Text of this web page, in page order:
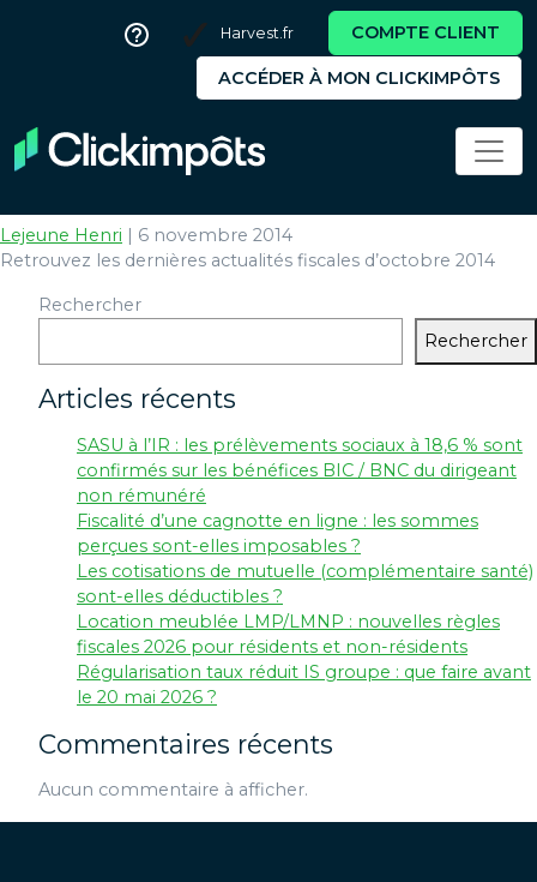
Harvest.fr COMPTE CLIENT
ACCÉDER À MON CLICKIMPÔTS
perp-deblocage-anticipe
Lejeune Henri
6 novembre 2014
Retrouvez les dernières actualités fiscales d’octobre 2014
Rechercher
Rechercher
Articles récents
SASU à l’IR : les prélèvements sociaux à 18,6 % sont
confirmés sur les bénéfices BIC / BNC du dirigeant
non rémunéré
Fiscalité d’une cagnotte en ligne : les sommes
perçues sont-elles imposables ?
Les cotisations de mutuelle (complémentaire santé)
sont-elles déductibles ?
Location meublée LMP/LMNP : nouvelles règles
fiscales 2026 pour résidents et non-résidents
Régularisation taux réduit IS groupe : que faire avant
le 20 mai 2026 ?
Commentaires récents
Aucun commentaire à afficher.